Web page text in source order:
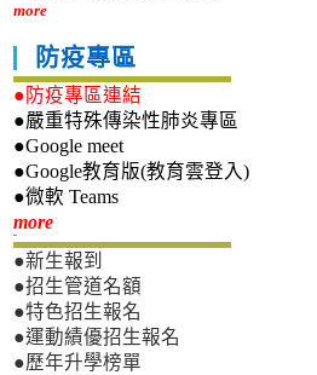
more
防疫專區
●防疫專區連結
●嚴重特殊傳染性肺炎專區
●Google meet
●Google教育版(教育雲登入)
●微軟 Teams
more新生專區
●新生報到
●招生管道名額
●特色招生報名
●運動績優招生報名
●歷年升學榜單